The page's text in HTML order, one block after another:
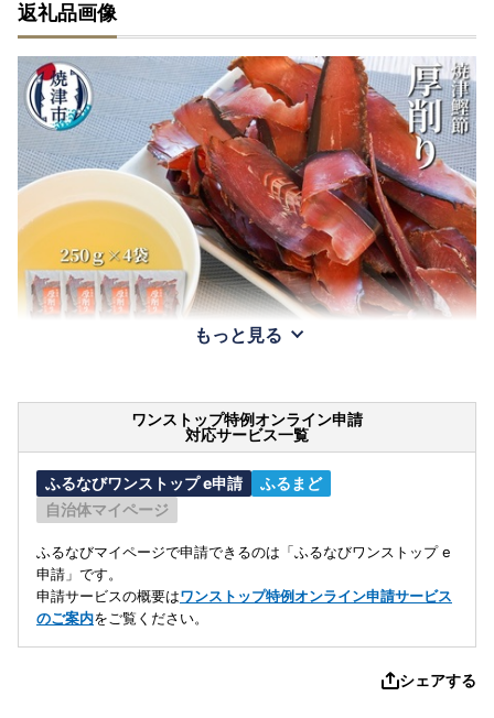
返礼品画像
もっと見る
ワンストップ特例オンライン申請
対応サービス一覧
ふるなびワンストップ e申請
ふるまど
自治体マイページ
ふるなびマイページで申請できるのは「ふるなびワンストップ e
申請」です。
申請サービスの概要はワンストップ特例オンライン申請サービス
のご案内をご覧ください。
シェアする